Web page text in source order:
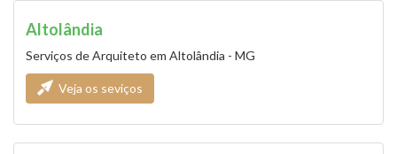
Altolândia
Serviços de Arquiteto em Altolândia - MG
Veja os seviços